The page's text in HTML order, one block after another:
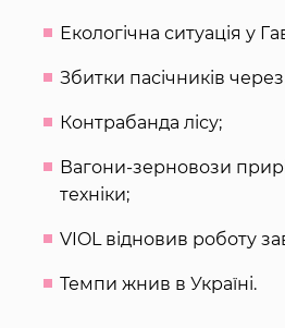
Екологічна ситуація у
Збитки пасічників
Контрабанда лісу;
Вагони-зерновози
техніки;
VIOL відновив роботу
Темпи жнив в Україні.